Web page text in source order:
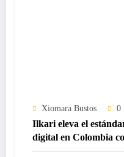
Xiomara Bustos 0
Ilkari eleva el
digital en Colombia
certificado Nivel IV